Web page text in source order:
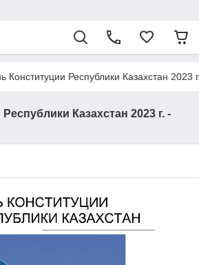
Конституции Республики Казахстан 2023
Казахстан 2023 г. -